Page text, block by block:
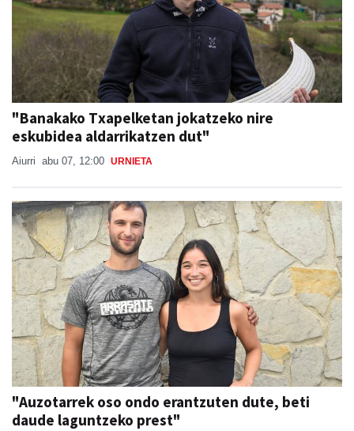
"Banakako Txapelketan jokatzeko nire
eskubidea aldarrikatzen dut"
Aiurri abu 07, 12:00 URNIETA
"Auzotarrek oso ondo erantzuten dute, beti
daude laguntzeko prest"